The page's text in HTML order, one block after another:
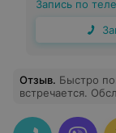
Запись по
Отзыв. Быстро
встречается.